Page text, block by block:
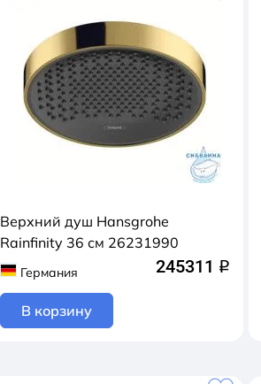
Верхний душ Hansgrohe
Rainfinity 36 см 26231990
Германия 245311 q
В корзину